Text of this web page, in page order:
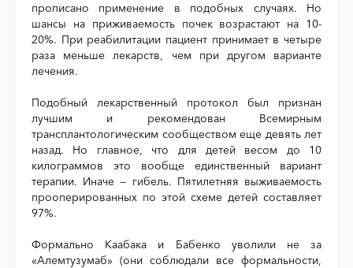
прописано применение в подобных случаях. Но
шансы на приживаемость почек возрастают на 10-
20%. При реабилитации пациент принимает в четыре
раза меньше лекарств, чем при другом варианте
лечения.
Подобный лекарственный протокол был признан
лучшим и рекомендован Всемирным
трансплантологическим сообществом еще девять лет
назад. Но главное, что для детей весом до 10
килограммов это вообще единственный вариант
терапии. Иначе — гибель. Пятилетняя выживаемость
прооперированных по этой схеме детей составляет
97%.
Формально Каабака и Бабенко уволили не за
«Алемтузумаб» (они соблюдали все формальности,